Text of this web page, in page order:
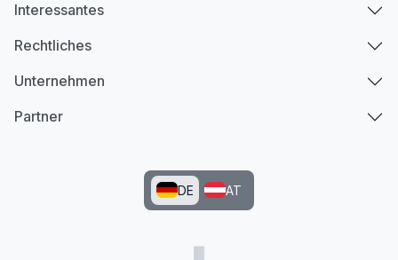
Interessantes
Rechtliches
Unternehmen
Partner
DE AT